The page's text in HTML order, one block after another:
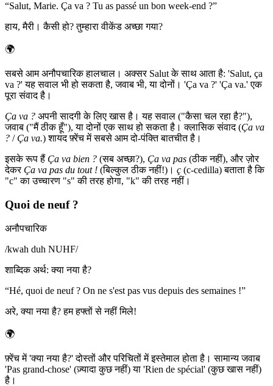
“Salut, Marie. Ça va ? Tu as passé un bon week-end ?”
हाय, मैरी। कैसी हो? तुम्हारा वीकेंड अच्छा गया?
🌍
सबसे आम अनौपचारिक हालचाल। अक्सर Salut के साथ आता है: 'Salut, ça
va ?' यह सवाल भी हो सकता है, जवाब भी, या दोनों। 'Ça va ?' 'Ça va.' एक
पूरा संवाद है।
Ça va ? अपनी सादगी के लिए खास है। यह सवाल ("कैसा चल रहा है?"),
जवाब ("मैं ठीक हूँ"), या दोनों एक साथ हो सकता है। क्लासिक संवाद (Ça va
? / Ça va.) शायद फ़्रेंच में सबसे आम दो-पंक्ति बातचीत है।
इसके रूप हैं Ça va bien ? (सब अच्छा?), Ça va pas (ठीक नहीं), और ज़ोर
देकर Ça va pas du tout ! (बिल्कुल ठीक नहीं!)। ç (c-cedilla) बताता है कि
"c" का उच्चारण "s" की तरह होगा, "k" की तरह नहीं।
Quoi de neuf ?
अनौपचारिक
/kwah duh NUHF/
शाब्दिक अर्थ: क्या नया है?
“Hé, quoi de neuf ? On ne s'est pas vus depuis des semaines !”
अरे, क्या नया है? हम हफ्तों से नहीं मिले!
🌍
फ़्रेंच में 'क्या नया है?' दोस्तों और परिचितों में इस्तेमाल होता है। सामान्य जवाब
'Pas grand-chose' (ज़्यादा कुछ नहीं) या 'Rien de spécial' (कुछ खास नहीं)
है।